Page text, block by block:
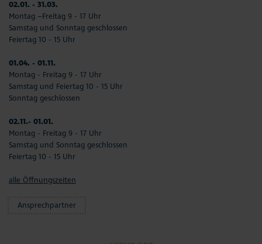
02.01. - 31.03.
Montag –Freitag 9 - 17 Uhr
Samstag und Sonntag geschlossen
Feiertag 10 - 15 Uhr
01.04. - 01.11.
Montag - Freitag 9 - 17 Uhr
Samstag und Feiertag 10 - 15 Uhr
Sonntag geschlossen
02.11.- 01.01.
Montag - Freitag 9 - 17 Uhr
Samstag und Sonntag geschlossen
Feiertag 10 - 15 Uhr
alle Öffnungszeiten
Ansprechpartner